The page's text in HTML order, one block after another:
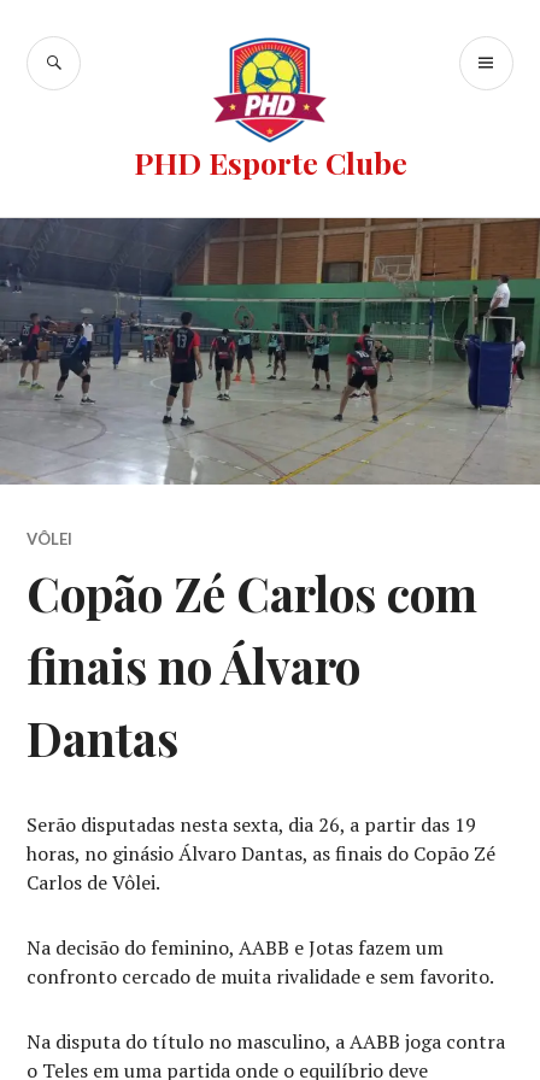
PHD Esporte Clube
VÔLEI
Copão Zé Carlos com
finais no Álvaro
Dantas
Serão disputadas nesta sexta, dia 26, a partir das 19
horas, no ginásio Álvaro Dantas, as finais do Copão Zé
Carlos de Vôlei.
Na decisão do feminino, AABB e Jotas fazem um
confronto cercado de muita rivalidade e sem favorito.
Na disputa do título no masculino, a AABB joga contra
o Teles em uma partida onde o equilíbrio deve